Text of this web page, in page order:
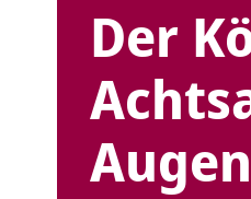
Der
Augen